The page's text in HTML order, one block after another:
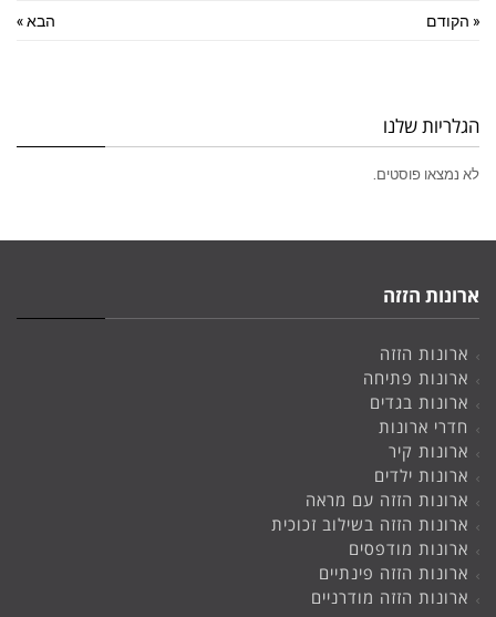
« הקודם הבא »
הגלריות שלנו
לא נמצאו פוסטים.
ארונות הזזה
ארונות הזזה
ארונות פתיחה
ארונות בגדים
חדרי ארונות
ארונות קיר
ארונות ילדים
ארונות הזזה עם מראה
ארונות הזזה בשילוב זכוכית
ארונות מודפסים
ארונות הזזה פינתיים
ארונות הזזה מודרניים